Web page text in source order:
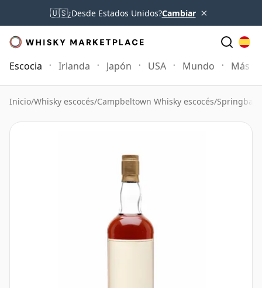
🇺🇸¿Desde Estados Unidos?Cambiar ×
Escocia Irlanda Japón USA Mundo Más
Inicio/Whisky escocés/Campbeltown Whisky escocés/